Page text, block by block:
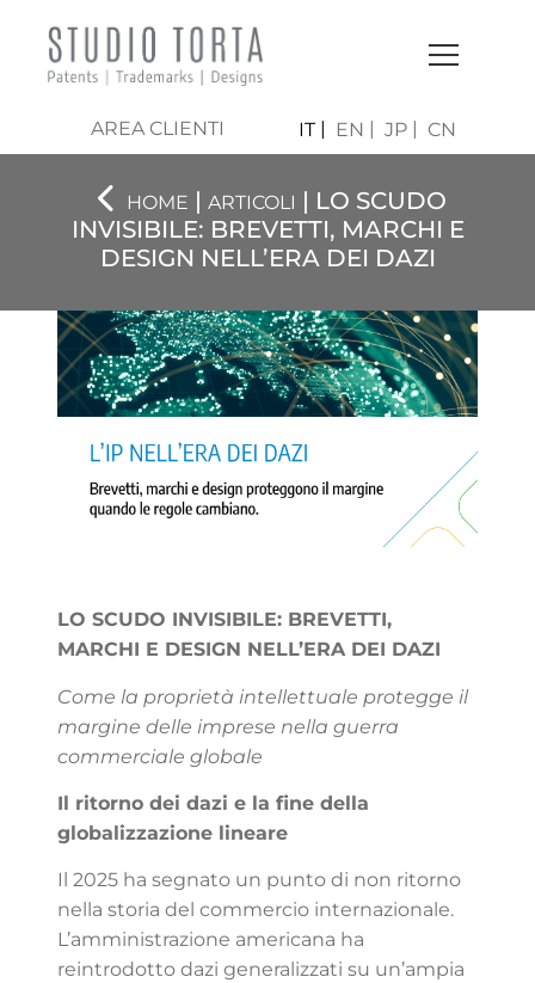
AREA CLIENTI IT EN JP CN
HOME | ARTICOLI | LO SCUDO
INVISIBILE: BREVETTI, MARCHI E
DESIGN NELL’ERA DEI DAZI
LO SCUDO INVISIBILE: BREVETTI,
MARCHI E DESIGN NELL’ERA DEI DAZI
Come la proprietà intellettuale protegge il
margine delle imprese nella guerra
commerciale globale
Il ritorno dei dazi e la fine della
globalizzazione lineare
Il 2025 ha segnato un punto di non ritorno
nella storia del commercio internazionale.
L’amministrazione americana ha
reintrodotto dazi generalizzati su un’ampia